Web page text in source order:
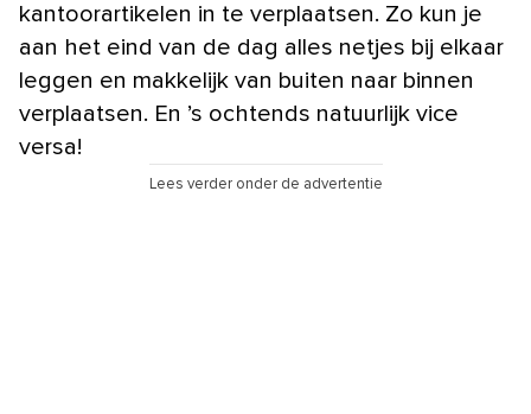
kantoorartikelen in te verplaatsen. Zo kun je
aan het eind van de dag alles netjes bij elkaar
leggen en makkelijk van buiten naar binnen
verplaatsen. En ’s ochtends natuurlijk vice
versa!
Lees verder onder de advertentie